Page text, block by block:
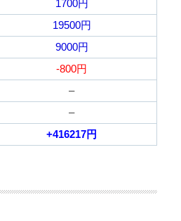
1700円
19500円
9000円
-800円
–
–
+416217円